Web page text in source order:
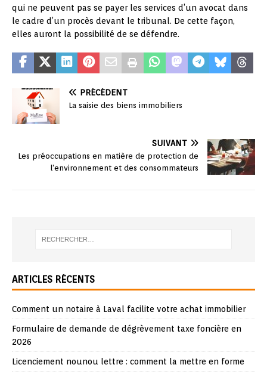
qui ne peuvent pas se payer les services d’un avocat dans
le cadre d’un procès devant le tribunal. De cette façon,
elles auront la possibilité de se défendre.
PRÉCÉDENT
La saisie des biens immobiliers
SUIVANT
Les préoccupations en matière de protection de
l’environnement et des consommateurs
ARTICLES RÉCENTS
Comment un notaire à Laval facilite votre achat immobilier
Formulaire de demande de dégrèvement taxe foncière en
2026
Licenciement nounou lettre : comment la mettre en forme